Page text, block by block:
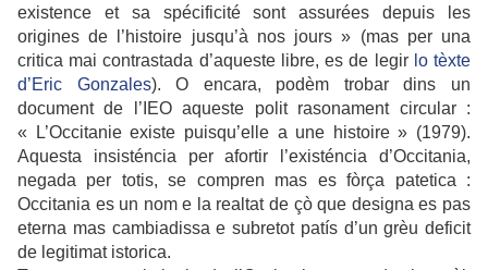
existence et sa spécificité sont assurées depuis les
origines de l’histoire jusqu’à nos jours » (mas per una
critica mai contrastada d’aqueste libre, es de legir lo tèxte
d’Eric Gonzales). O encara, podèm trobar dins un
document de l’IEO aqueste polit rasonament circular :
« L’Occitanie existe puisqu’elle a une histoire » (1979).
Aquesta insisténcia per afortir l’existéncia d’Occitania,
negada per totis, se compren mas es fòrça patetica :
Occitania es un nom e la realtat de çò que designa es pas
eterna mas cambiadissa e subretot patís d’un grèu deficit
de legitimat istorica.